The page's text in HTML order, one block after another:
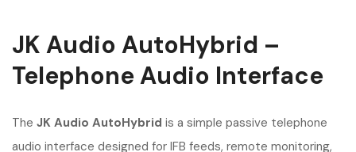
JK Audio AutoHybrid –
Telephone Audio Interface
The JK Audio AutoHybrid is a simple passive telephone
audio interface designed for IFB feeds, remote monitoring,